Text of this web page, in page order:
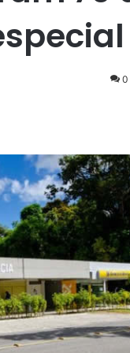
0